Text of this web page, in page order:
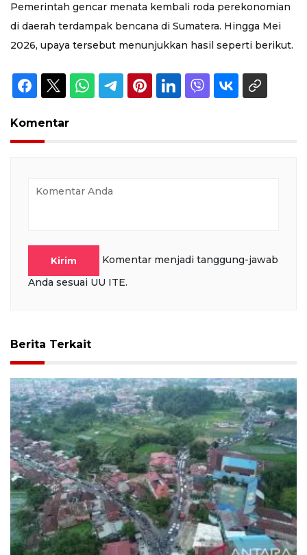
Pemerintah gencar menata kembali roda perekonomian
di daerah terdampak bencana di Sumatera. Hingga Mei
2026, upaya tersebut menunjukkan hasil seperti berikut.
Komentar
Kirim
Komentar menjadi tanggung-jawab
Anda sesuai UU ITE.
Berita Terkait